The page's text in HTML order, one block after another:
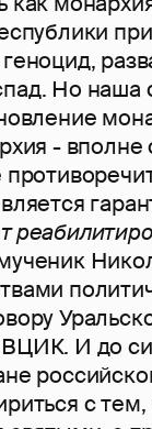
Но наша
-
И до
с